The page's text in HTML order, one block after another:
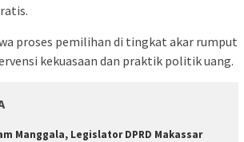
proses pemilihan di tingkat akar rumput
kekuasaan dan praktik politik uang.
Manggala, Legislator DPRD Makassar